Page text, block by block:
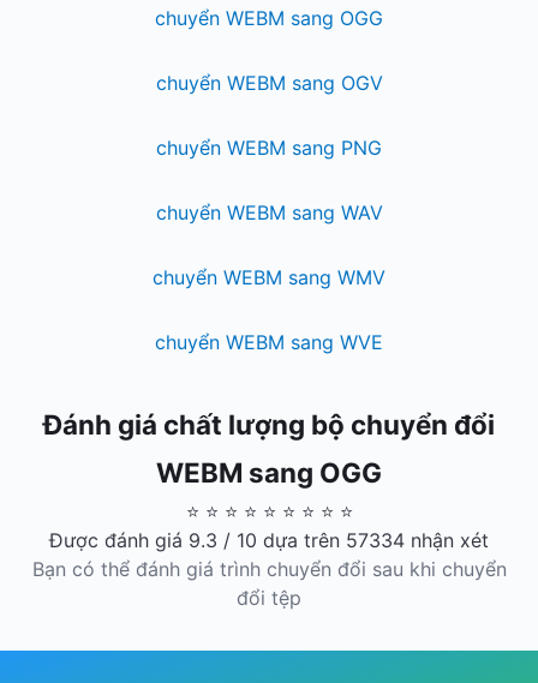
chuyển WEBM sang OGG
chuyển WEBM sang OGV
chuyển WEBM sang PNG
chuyển WEBM sang WAV
chuyển WEBM sang WMV
chuyển WEBM sang WVE
Đánh giá chất lượng bộ chuyển đổi
WEBM sang OGG
⭐ ⭐ ⭐ ⭐ ⭐ ⭐ ⭐ ⭐ ⭐
Được đánh giá 9.3 / 10 dựa trên 57334 nhận xét
Bạn có thể đánh giá trình chuyển đổi sau khi chuyển
đổi tệp